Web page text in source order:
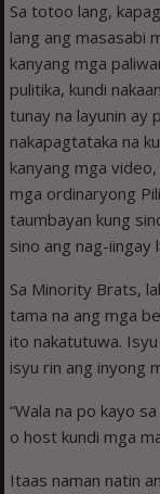
Sa totoo lang,
lang ang masasabi
kanyang mga
pulitika, kundi
tunay na layunin ay
nakapagtataka na
kanyang mga
mga ordinaryong
taumbayan kung
sino ang nag-iingay
Sa Minority Brats,
tama na ang mga
ito nakatutuwa.
isyu rin ang inyong
“Wala na po kayo
o host kundi mga
Itaas naman natin